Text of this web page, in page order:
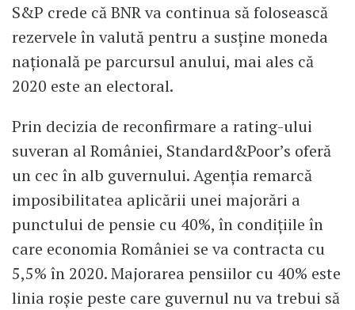
S&P crede că BNR va continua să folosească
rezervele în valută pentru a susține moneda
națională pe parcursul anului, mai ales că
2020 este an electoral.
Prin decizia de reconfirmare a rating-ului
suveran al României, Standard&Poor’s oferă
un cec în alb guvernului. Agenția remarcă
imposibilitatea aplicării unei majorări a
punctului de pensie cu 40%, în condițiile în
care economia României se va contracta cu
5,5% în 2020. Majorarea pensiilor cu 40% este
linia roșie peste care guvernul nu va trebui să